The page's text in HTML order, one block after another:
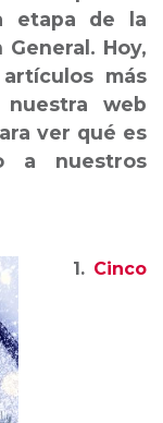
etapa de la
Hoy,
más
web
ver qué es
a nuestros
1. Cinco